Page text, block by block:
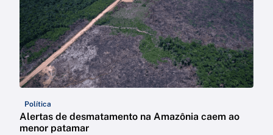
Política
Alertas de desmatamento na Amazônia caem ao
menor patamar